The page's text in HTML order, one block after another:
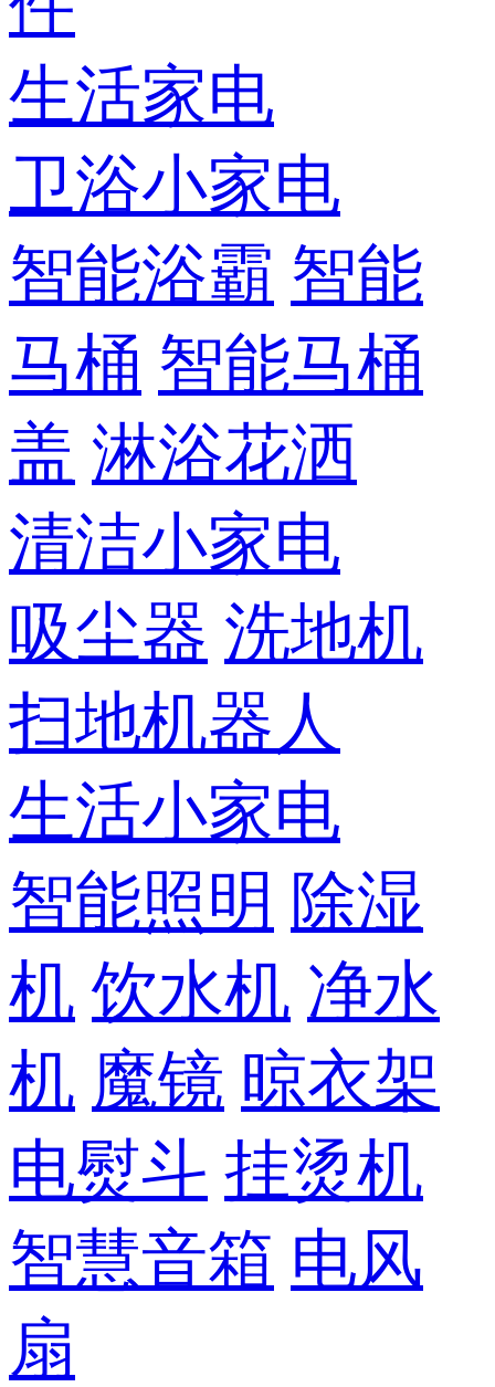
生活家电
卫浴小家电
智能浴霸 智能
马桶 智能马桶
盖 淋浴花洒
清洁小家电
吸尘器 洗地机
扫地机器人
生活小家电
智能照明 除湿
机 饮水机 净水
机 魔镜 晾衣架
电熨斗 挂烫机
智慧音箱 电风
扇